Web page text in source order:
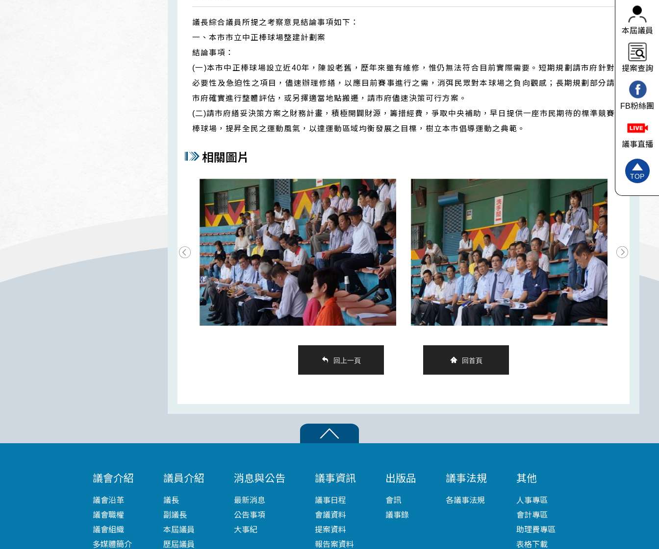
本屆議員
提案查詢
FB粉絲團
議事直播
TOP
議長綜合議員所提之考察意見結論事項如下：
一、本市市立中正棒球場整建計劃案
結論事項：
(一)本市中正棒球場設立近40年，陳設老舊，歷年來雖有維修，惟仍無法符合目前實際需要。短期規劃請市府針對
必要性及急迫性之項目，儘速辦理修繕，以應目前賽事進行之需，消弭民眾對本球場之負向觀感；長期規劃部分請
市府確實進行整體評估，或另擇適當地點搬遷，請市府儘速決策可行方案。
(二)請市府繕妥決策方案之財務計畫，積極開闢財源，籌措經費，爭取中央補助，早日提供一座市民期待的標準競賽
棒球場，提昇全民之運動風氣，以達運動區域均衡發展之目標，樹立本市倡導運動之典範。
相關圖片
回上一頁 回首頁
議會介紹
議會沿革
議會職權
議會組織
多媒體簡介
議員介紹
議長
副議長
本屆議員
歷屆議員
消息與公告
最新消息
公告事項
大事紀
議事資訊
議事日程
會議資料
提案資料
報告案資料
出版品
會訊
議事錄
議事法規
各議事法規
其他
人事專區
會計專區
助理費專區
表格下載